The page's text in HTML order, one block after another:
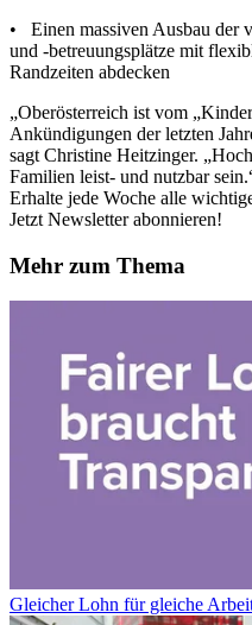
• Einen massiven Ausbau der
und -betreuungsplätze mit
Randzeiten abdecken
„Oberösterreich ist vom
Ankündigungen der letzten
sagt Christine Heitzinger.
Familien leist- und nutzbar
Erhalte jede Woche alle
Jetzt Newsletter abonnieren!
Mehr zum Thema
Gleicher Lohn für gleiche